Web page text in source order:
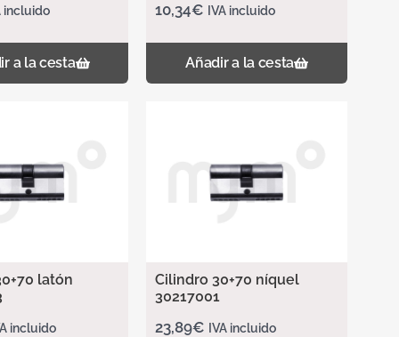
incluido
a la cesta
10,34€ IVA incluido
Añadir a la cesta
latón
incluido
Cilindro 30+70 níquel
30217001
23,89€ IVA incluido